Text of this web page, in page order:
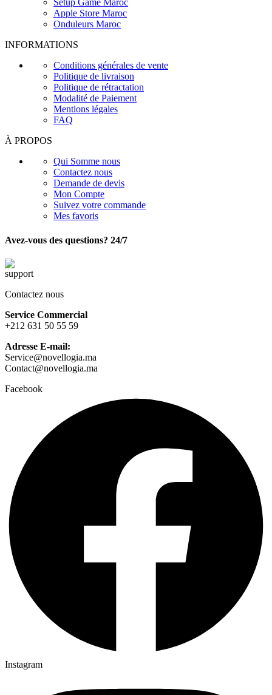
Setup Game Maroc
Apple Store Maroc
Onduleurs Maroc
INFORMATIONS
Conditions générales de vente
Politique de livraison
Politique de rétractation
Modalité de Paiement
Mentions légales
FAQ
À PROPOS
Qui Somme nous
Contactez nous
Demande de devis
Mon Compte
Suivez votre commande
Mes favoris
Avez-vous des questions? 24/7
Contactez nous
Service Commercial
+212 631 50 55 59
Adresse E-mail:
Service@novellogia.ma
Contact@novellogia.ma
Facebook
Instagram